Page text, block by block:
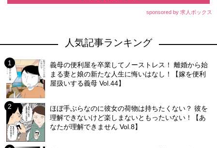
sponsored by 求人ボックス
人気記事ランキング
義母の便利屋を卒業してノーストレス！ 離婚から始
まる妻と娘の新たな人生に悔いはなし！【嫁を便利
屋扱いする義母 Vol.44】
ほぼ手ぶらなのに彼女の荷物は持ちたくない？ 彼を
理解できないけど楽しまないともったいない！【あ
なたが理解できません Vol.8】